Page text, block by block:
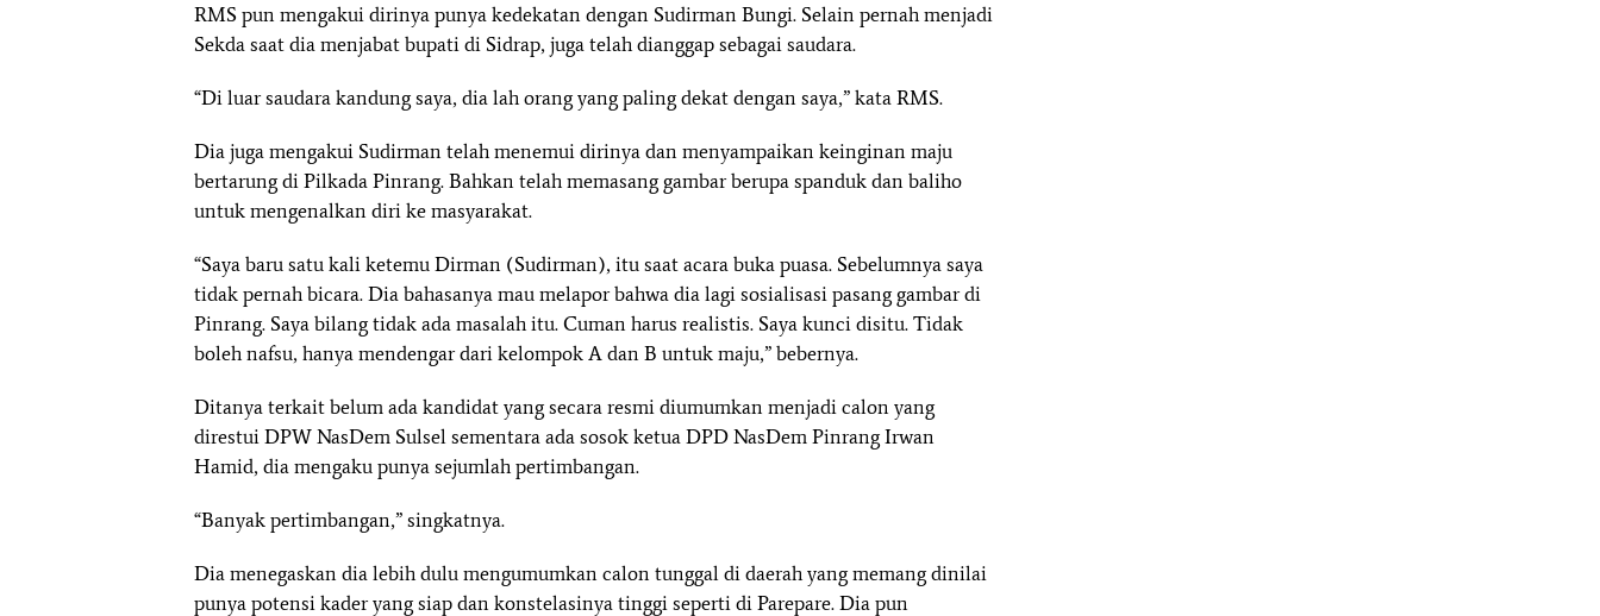
RMS pun mengakui dirinya punya kedekatan dengan Sudirman Bungi. Selain pernah menjadi
Sekda saat dia menjabat bupati di Sidrap, juga telah dianggap sebagai saudara.
“Di luar saudara kandung saya, dia lah orang yang paling dekat dengan saya,” kata RMS.
Dia juga mengakui Sudirman telah menemui dirinya dan menyampaikan keinginan maju
bertarung di Pilkada Pinrang. Bahkan telah memasang gambar berupa spanduk dan baliho
untuk mengenalkan diri ke masyarakat.
“Saya baru satu kali ketemu Dirman (Sudirman), itu saat acara buka puasa. Sebelumnya saya
tidak pernah bicara. Dia bahasanya mau melapor bahwa dia lagi sosialisasi pasang gambar di
Pinrang. Saya bilang tidak ada masalah itu. Cuman harus realistis. Saya kunci disitu. Tidak
boleh nafsu, hanya mendengar dari kelompok A dan B untuk maju,” bebernya.
Ditanya terkait belum ada kandidat yang secara resmi diumumkan menjadi calon yang
direstui DPW NasDem Sulsel sementara ada sosok ketua DPD NasDem Pinrang Irwan
Hamid, dia mengaku punya sejumlah pertimbangan.
“Banyak pertimbangan,” singkatnya.
Dia menegaskan dia lebih dulu mengumumkan calon tunggal di daerah yang memang dinilai
punya potensi kader yang siap dan konstelasinya tinggi seperti di Parepare. Dia pun